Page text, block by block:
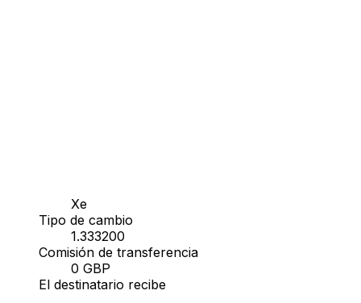
Xe
Tipo de cambio
1.333200
Comisión de transferencia
0 GBP
El destinatario recibe